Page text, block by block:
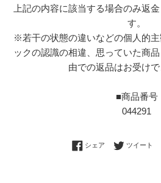
上記の内容に該当する場合のみ返
す。
※若干の状態の違いなどの個人的
ックの認識の相違、思っていた商
由での返品はお受けで
■商品番号
044291
シェア Facebookでシェ
ツイート